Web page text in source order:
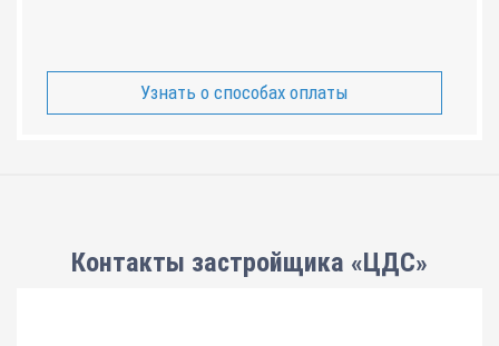
Узнать о способах оплаты
Контакты застройщика «ЦДС»